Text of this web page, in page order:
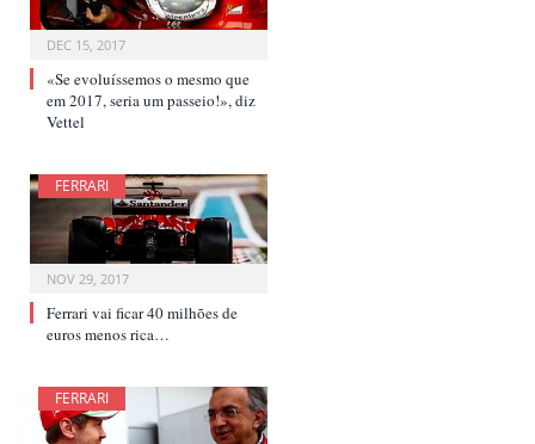
DEC 15, 2017
«Se evoluíssemos o mesmo que
em 2017, seria um passeio!», diz
Vettel
FERRARI
NOV 29, 2017
Ferrari vai ficar 40 milhões de
euros menos rica…
FERRARI